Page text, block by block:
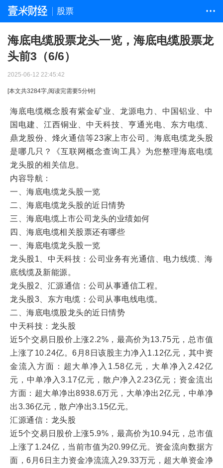
股票 • • •
海底电缆股票龙头一览，海底电缆股票龙
头前3（6/6）
2025-06-12 22:45:42
[本文共3284字,阅读完需要5分钟]
海底电缆概念股有紫金矿业、龙源电力、中国铝业、中
国电建、江西铜业、中天科技、亨通光电、东方电缆、
鼎龙股份、烽火通信等23家上市公司。海底电缆龙头股
是哪几只？《互联网概念查询工具》为您整理海底电缆
龙头股的相关信息。
内容导航：
一、海底电缆龙头股一览
二、海底电缆龙头股的近日情势
三、海底电缆上市公司龙头的业绩如何
四、海底电缆相关股票还有哪些
一、海底电缆龙头股一览
龙头股1、中天科技：公司业务有光通信、电力线缆、海
底线缆及新能源。
龙头股2、汇源通信：公司从事通信工程。
龙头股3、东方电缆：公司从事电线电缆。
二、海底电缆股龙头的近日情势
中天科技：龙头股
近5个交易日股价上涨2.2%，最高价为13.75元，总市值
上涨了10.24亿。6月8日该股主力净入1.12亿元，其中资
金流入方面：超大单净入1.58亿元，大单净入2.42亿
元，中单净入3.17亿元，散户净入2.23亿元；资金流出
方面：超大单净出8938.6万元，大单净出2亿元，中单净
出3.36亿元，散户净出3.15亿元。
汇源通信：龙头股
近5个交易日股价上涨5.9%，最高价为10.94元，总市值
上涨了1.24亿，当前市值为20.99亿元。资金流向数据方
面，6月6日主力资金净流流入29.33万元，超大单资金净